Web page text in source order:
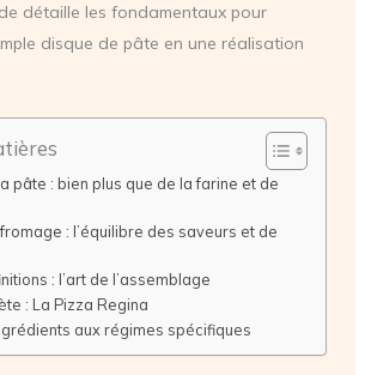
détaille les fondamentaux pour
disque de pâte en une réalisation
pâte : bien plus que de la farine et de
: l’équilibre des saveurs et de
: l’art de l’assemblage
: La Pizza Regina
aux régimes spécifiques